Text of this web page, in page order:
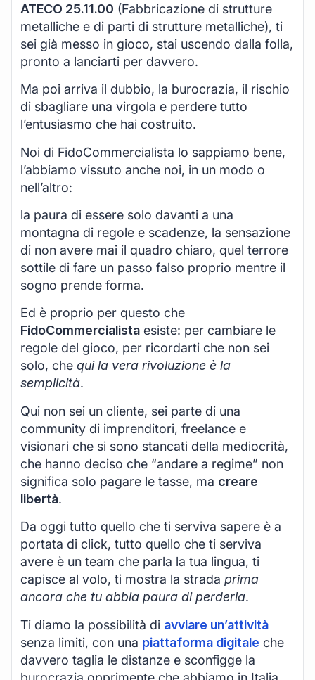
ATECO 25.11.00 (Fabbricazione di strutture
metalliche e di parti di strutture metalliche), ti
sei già messo in gioco, stai uscendo dalla folla,
pronto a lanciarti per davvero.
Ma poi arriva il dubbio, la burocrazia, il rischio
di sbagliare una virgola e perdere tutto
l’entusiasmo che hai costruito.
Noi di FidoCommercialista lo sappiamo bene,
l’abbiamo vissuto anche noi, in un modo o
nell’altro:
la paura di essere solo davanti a una
montagna di regole e scadenze, la sensazione
di non avere mai il quadro chiaro, quel terrore
sottile di fare un passo falso proprio mentre il
sogno prende forma.
Ed è proprio per questo che
FidoCommercialista esiste: per cambiare le
regole del gioco, per ricordarti che non sei
solo, che qui la vera rivoluzione è la
semplicità.
Qui non sei un cliente, sei parte di una
community di imprenditori, freelance e
visionari che si sono stancati della mediocrità,
che hanno deciso che “andare a regime” non
significa solo pagare le tasse, ma creare
libertà.
Da oggi tutto quello che ti serviva sapere è a
portata di click, tutto quello che ti serviva
avere è un team che parla la tua lingua, ti
capisce al volo, ti mostra la strada prima
ancora che tu abbia paura di perderla.
Ti diamo la possibilità di avviare un’attività
senza limiti, con una piattaforma digitale che
davvero taglia le distanze e sconfigge la